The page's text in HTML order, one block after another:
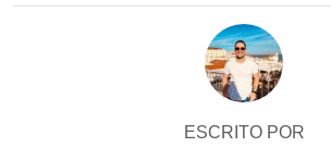
ESCRITO POR